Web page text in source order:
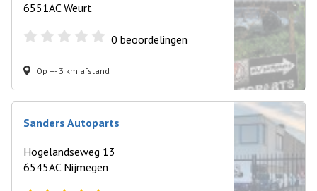
6551AC Weurt
0 beoordelingen
Op +- 3 km afstand
Sanders Autoparts
Hogelandseweg 13
6545AC Nijmegen